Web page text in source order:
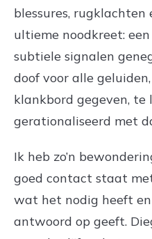
blessures,
ultieme noodkreet:
subtiele signalen
doof voor alle
klankbord gegeven, te
gerationaliseerd met
Ik heb zo’n
goed contact staat
wat het nodig heeft
antwoord op geeft.